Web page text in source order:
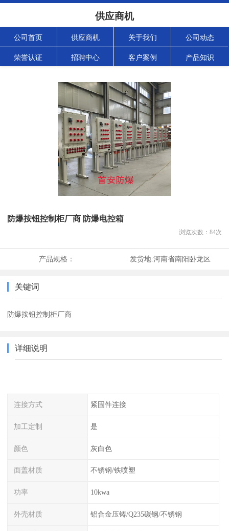
供应商机
公司首页 供应商机 关于我们 公司动态
荣誉认证 招聘中心 客户案例 产品知识
防爆按钮控制柜厂商 防爆电控箱
浏览次数： 84次
产品规格： 发货地:河南省南阳卧龙区
关键词
防爆按钮控制柜厂商
详细说明
连接方式 紧固件连接
加工定制 是
颜色 灰白色
面盖材质 不锈钢/铁喷塑
功率 10kwa
外壳材质 铝合金压铸/Q235碳钢/不锈钢